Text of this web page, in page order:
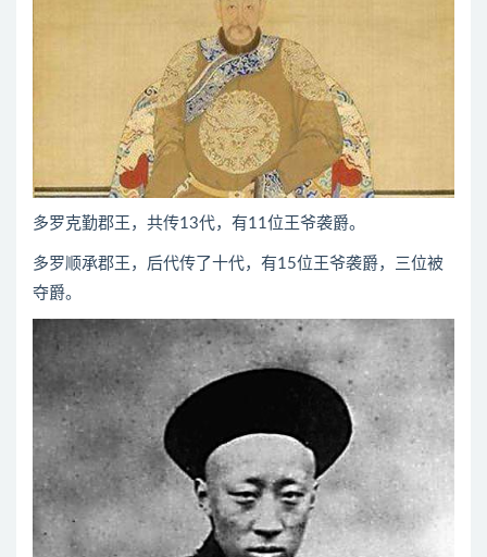
多罗克勤郡王，共传13代，有11位王爷袭爵。
多罗顺承郡王，后代传了十代，有15位王爷袭爵，三位被
夺爵。